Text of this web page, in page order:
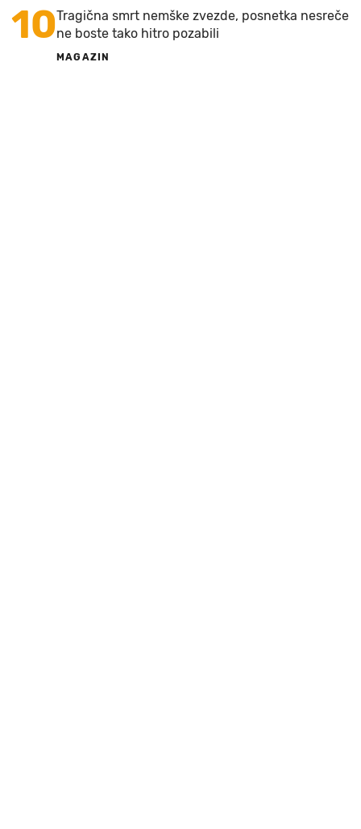
10Tragična smrt nemške zvezde, posnetka nesreče
ne boste tako hitro pozabili
MAGAZIN